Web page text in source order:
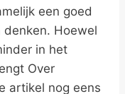
een goed
Hoewel
in het
Over
artikel nog eens